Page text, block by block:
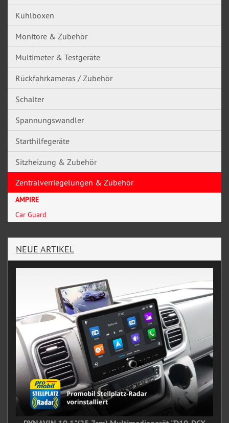
Kühlboxen
Monitore & Zubehör
Multimeter & Testgeräte
Rückfahrkameras / Zubehör
Schalter
Spannungswandler
Starthilfegeräte
Sitzheizung & Zubehör
Zentralverriegelungen & Zubehör
AMPIRE
Car Guard
NEUE ARTIKEL